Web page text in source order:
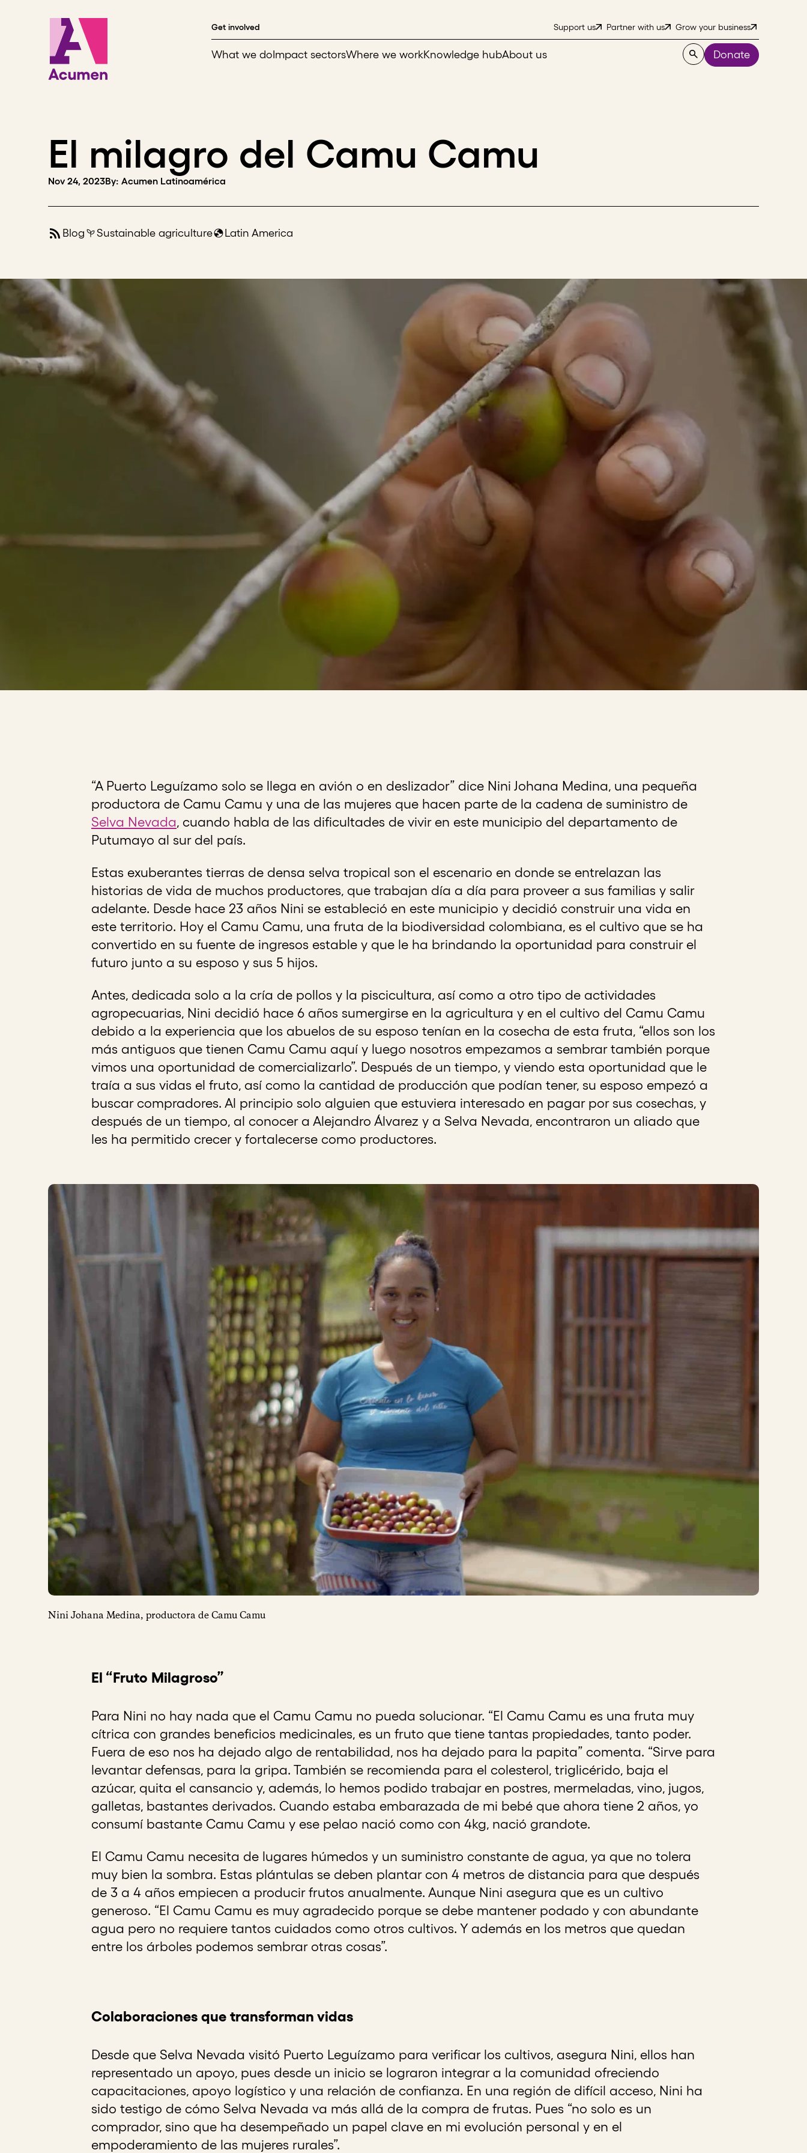
Get involved Support us Partner with us Grow your business
What we do Impact sectorsWhere we workKnowledge hubAbout us Donate
El milagro del Camu Camu
Nov 24, 2023By: Acumen Latinoamérica
Blog Sustainable agriculture Latin America
“A Puerto Leguízamo solo se llega en avión o en deslizador” dice Nini Johana Medina, una pequeña
productora de Camu Camu y una de las mujeres que hacen parte de la cadena de suministro de
Selva Nevada, cuando habla de las dificultades de vivir en este municipio del departamento de
Putumayo al sur del país.
Estas exuberantes tierras de densa selva tropical son el escenario en donde se entrelazan las
historias de vida de muchos productores, que trabajan día a día para proveer a sus familias y salir
adelante. Desde hace 23 años Nini se estableció en este municipio y decidió construir una vida en
este territorio. Hoy el Camu Camu, una fruta de la biodiversidad colombiana, es el cultivo que se ha
convertido en su fuente de ingresos estable y que le ha brindando la oportunidad para construir el
futuro junto a su esposo y sus 5 hijos.
Antes, dedicada solo a la cría de pollos y la piscicultura, así como a otro tipo de actividades
agropecuarias, Nini decidió hace 6 años sumergirse en la agricultura y en el cultivo del Camu Camu
debido a la experiencia que los abuelos de su esposo tenían en la cosecha de esta fruta, “ellos son los
más antiguos que tienen Camu Camu aquí y luego nosotros empezamos a sembrar también porque
vimos una oportunidad de comercializarlo”. Después de un tiempo, y viendo esta oportunidad que le
traía a sus vidas el fruto, así como la cantidad de producción que podían tener, su esposo empezó a
buscar compradores. Al principio solo alguien que estuviera interesado en pagar por sus cosechas, y
después de un tiempo, al conocer a Alejandro Álvarez y a Selva Nevada, encontraron un aliado que
les ha permitido crecer y fortalecerse como productores.
Nini Johana Medina, productora de Camu Camu
El “Fruto Milagroso”
Para Nini no hay nada que el Camu Camu no pueda solucionar. “El Camu Camu es una fruta muy
cítrica con grandes beneficios medicinales, es un fruto que tiene tantas propiedades, tanto poder.
Fuera de eso nos ha dejado algo de rentabilidad, nos ha dejado para la papita” comenta. “Sirve para
levantar defensas, para la gripa. También se recomienda para el colesterol, triglicérido, baja el
azúcar, quita el cansancio y, además, lo hemos podido trabajar en postres, mermeladas, vino, jugos,
galletas, bastantes derivados. Cuando estaba embarazada de mi bebé que ahora tiene 2 años, yo
consumí bastante Camu Camu y ese pelao nació como con 4kg, nació grandote.
El Camu Camu necesita de lugares húmedos y un suministro constante de agua, ya que no tolera
muy bien la sombra. Estas plántulas se deben plantar con 4 metros de distancia para que después
de 3 a 4 años empiecen a producir frutos anualmente. Aunque Nini asegura que es un cultivo
generoso. “El Camu Camu es muy agradecido porque se debe mantener podado y con abundante
agua pero no requiere tantos cuidados como otros cultivos. Y además en los metros que quedan
entre los árboles podemos sembrar otras cosas”.
Colaboraciones que transforman vidas
Desde que Selva Nevada visitó Puerto Leguízamo para verificar los cultivos, asegura Nini, ellos han
representado un apoyo, pues desde un inicio se lograron integrar a la comunidad ofreciendo
capacitaciones, apoyo logístico y una relación de confianza. En una región de difícil acceso, Nini ha
sido testigo de cómo Selva Nevada va más allá de la compra de frutas. Pues “no solo es un
comprador, sino que ha desempeñado un papel clave en mi evolución personal y en el
empoderamiento de las mujeres rurales”.